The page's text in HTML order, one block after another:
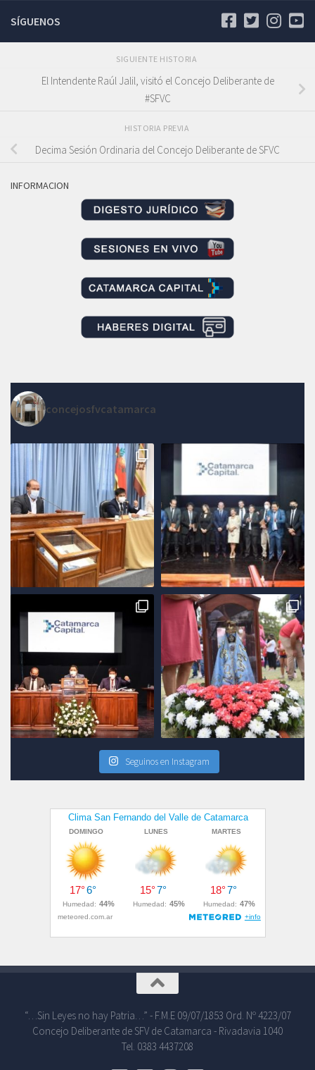
SÍGUENOS
SIGUIENTE HISTORIA
El Intendente Raúl Jalil, visitó el Concejo Deliberante de
#SFVC
HISTORIA PREVIA
Decima Sesión Ordinaria del Concejo Deliberante de SFVC
INFORMACION
concejosfvcatamarca
Seguinos en Instagram
“…Sin Leyes no hay Patria…” - F.M.E 09/07/1853 Ord. Nº 4223/07
Concejo Deliberante de SFV de Catamarca - Rivadavia 1040
Tel. 0383 4437208